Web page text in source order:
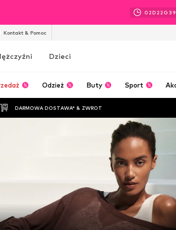
02D 22 G 39
Kontakt & Pomoc
Dzieci
Odzież Buty Sport
DARMOWA DOSTAWA* & ZWROT